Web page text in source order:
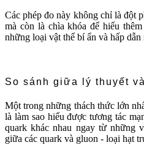
Các phép đo này không chỉ là đột
mà còn là chìa khóa để hiểu
những loại vật thể bí ẩn và hấp
So sánh giữa lý thuyết
Một trong những thách thức lớn
là làm sao hiểu được tương tác
quark khác nhau ngay từ những
giữa các quark và gluon - loại hạt